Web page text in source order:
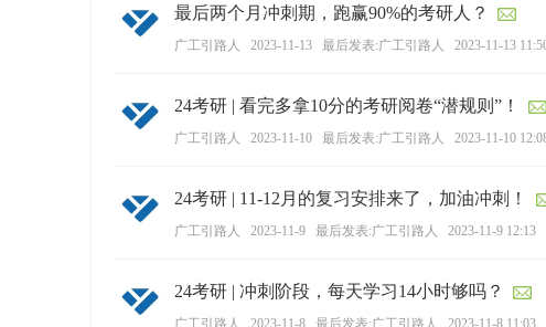
最后两个月冲刺期，跑赢90%的考研人？
广工引路人 2023-11-13 最后发表:广工引路人 2023-11-13
24考研 | 看完多拿10分的考研阅卷“潜规则”！
广工引路人 2023-11-10 最后发表:广工引路人 2023-11-10
24考研 | 11-12月的复习安排来了，加油冲刺！
广工引路人 2023-11-9 最后发表:广工引路人 2023-11-9 12:13
24考研 | 冲刺阶段，每天学习14小时够吗？
广工引路人 2023-11-8 最后发表:广工引路人 2023-11-8 11:03